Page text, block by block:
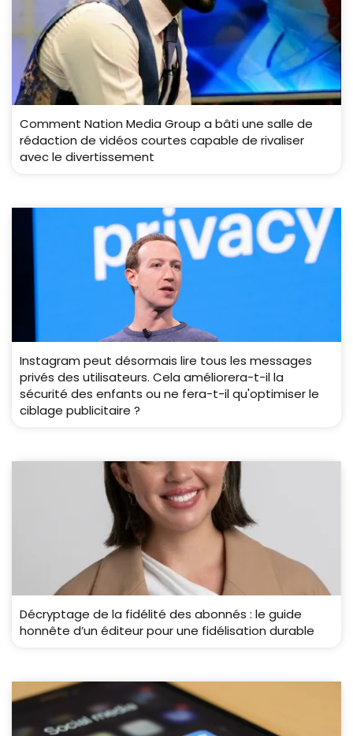
Comment Nation Media Group a bâti une salle de
rédaction de vidéos courtes capable de rivaliser
avec le divertissement
Instagram peut désormais lire tous les messages
privés des utilisateurs. Cela améliorera-t-il la
sécurité des enfants ou ne fera-t-il qu'optimiser le
ciblage publicitaire ?
Décryptage de la fidélité des abonnés : le guide
honnête d’un éditeur pour une fidélisation durable